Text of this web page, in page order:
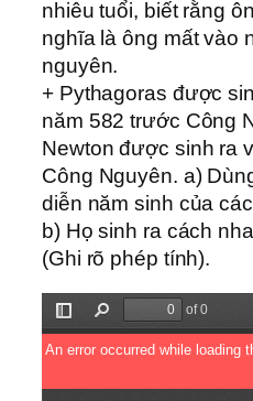
nhiêu tuổi, biết rằng
nghĩa là ông mất vào
nguyên.
+ Pythagoras được
năm 582 trước Công
Newton được sinh ra
Công Nguyên. a)
diễn năm sinh của
b) Họ sinh ra cách
(Ghi rõ phép tính).